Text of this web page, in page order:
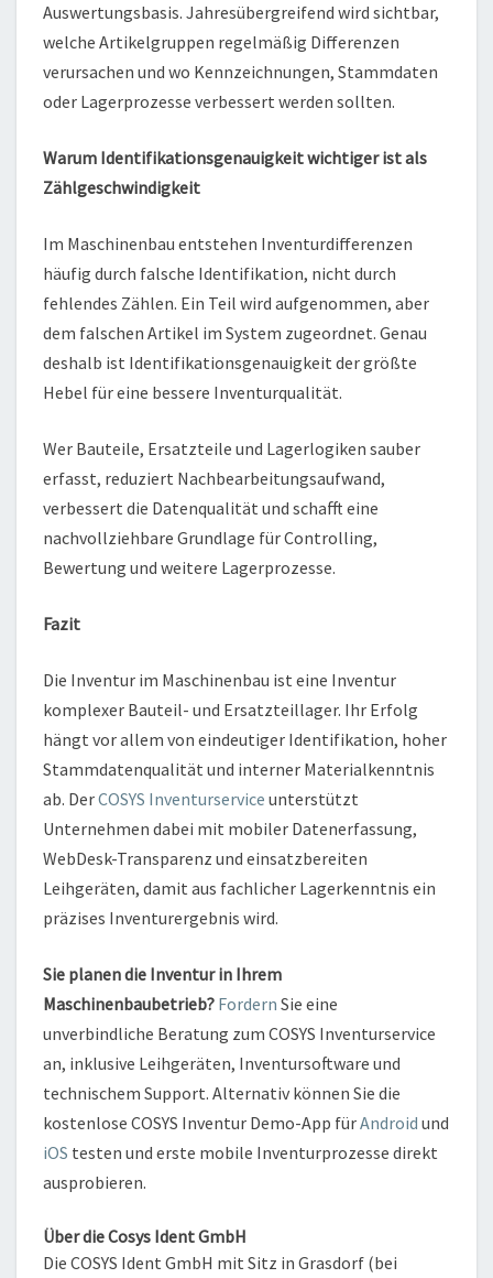
Auswertungsbasis. Jahresübergreifend wird sichtbar,
welche Artikelgruppen regelmäßig Differenzen
verursachen und wo Kennzeichnungen, Stammdaten
oder Lagerprozesse verbessert werden sollten.
Warum Identifikationsgenauigkeit wichtiger ist als
Zählgeschwindigkeit
Im Maschinenbau entstehen Inventurdifferenzen
häufig durch falsche Identifikation, nicht durch
fehlendes Zählen. Ein Teil wird aufgenommen, aber
dem falschen Artikel im System zugeordnet. Genau
deshalb ist Identifikationsgenauigkeit der größte
Hebel für eine bessere Inventurqualität.
Wer Bauteile, Ersatzteile und Lagerlogiken sauber
erfasst, reduziert Nachbearbeitungsaufwand,
verbessert die Datenqualität und schafft eine
nachvollziehbare Grundlage für Controlling,
Bewertung und weitere Lagerprozesse.
Fazit
Die Inventur im Maschinenbau ist eine Inventur
komplexer Bauteil- und Ersatzteillager. Ihr Erfolg
hängt vor allem von eindeutiger Identifikation, hoher
Stammdatenqualität und interner Materialkenntnis
ab. DerCOSYS Inventurservice unterstützt
Unternehmen dabei mit mobiler Datenerfassung,
WebDesk-Transparenz und einsatzbereiten
Leihgeräten, damit aus fachlicher Lagerkenntnis ein
präzises Inventurergebnis wird.
Sie planen die Inventur in Ihrem
Maschinenbaubetrieb? Fordern Sie eine
unverbindliche Beratung zum COSYS Inventurservice
an, inklusive Leihgeräten, Inventursoftware und
technischem Support. Alternativ können Sie die
kostenlose COSYS Inventur Demo-App fürAndroid und
iOS testen und erste mobile Inventurprozesse direkt
ausprobieren.
Über die Cosys Ident GmbH
Die COSYS Ident GmbH mit Sitz in Grasdorf (bei